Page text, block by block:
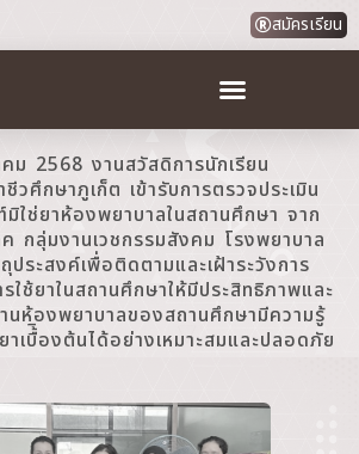
สมัครเรียน
2568 งานสวัสดิการนักเรียน
วศึกษาภูเก็ต เข้ารับการตรวจประเมิน
ใช่ยาห้องพยาบาลในสถานศึกษา จาก
กลุ่มงานเวชกรรมสังคม โรงพยาบาล
ประสงค์เพื่อติดตามและเฝ้าระวังการ
ใช้ยาในสถานศึกษาให้มีประสิทธิภาพและ
นห้องพยาบาลของสถานศึกษามีความรู้
ยาเบื้ิองต้นได้อย่างเหมาะสมและปลอดภัย